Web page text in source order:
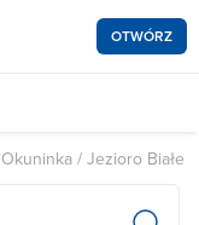
OTWÓRZ
Okuninka / Jezioro Białe